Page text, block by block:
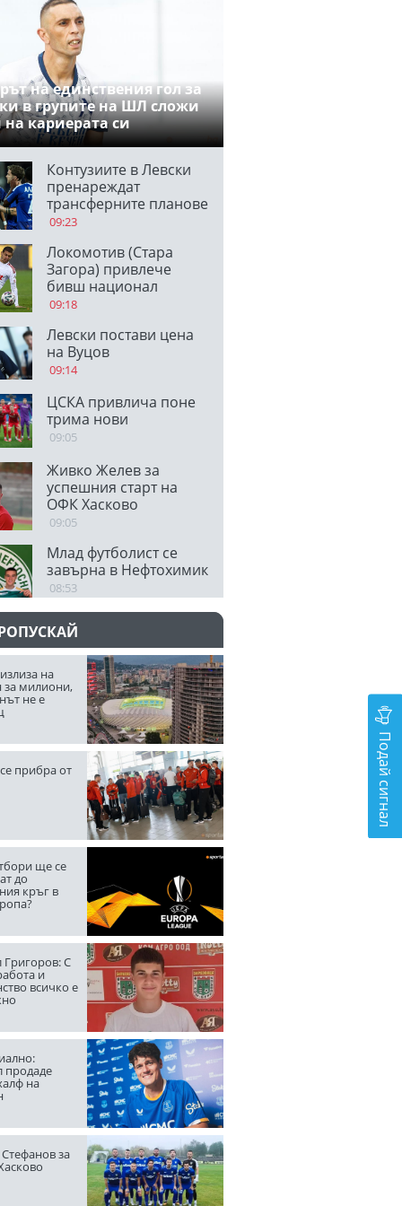
на единствения гол за
в групите на ШЛ сложи
на кариерата си
Контузиите в Левски
пренареждат
трансферните планове
09:23
Локомотив (Стара
Загора) привлече
бивш национал
09:18
Левски постави цена
на Вуцов
09:14
ЦСКА привлича поне
трима нови
09:05
Живко Желев за
успешния старт на
ОФК Хасково
09:05
Млад футболист се
завърна в Нефтохимик
08:53
на
за милиони,
не е
прибра от
ще се
до
кръг в
Григоров: С
и
всичко е
продаде
на
за
Подай сигнал